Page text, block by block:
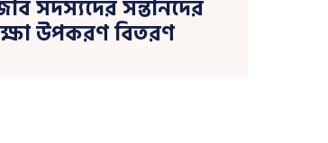
সদস্যদের সন্তানদের
উপকরণ বিতরণ